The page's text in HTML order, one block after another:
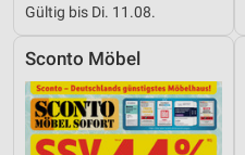
Gültig bis Di. 11.08.
Sconto Möbel